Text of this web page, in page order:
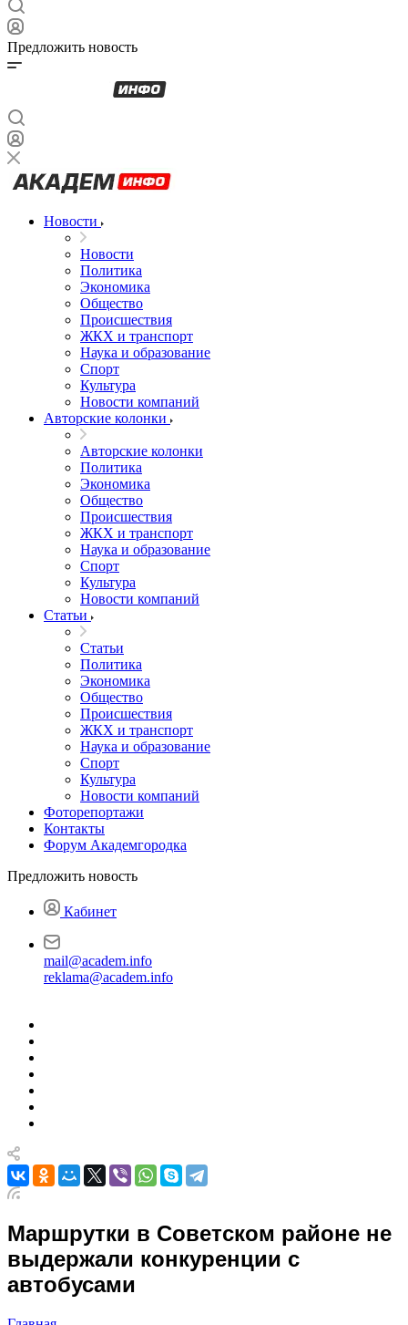
Предложить новость
Новости
Новости
Политика
Экономика
Общество
Происшествия
ЖКХ и транспорт
Наука и образование
Спорт
Культура
Новости компаний
Авторские колонки
Авторские колонки
Политика
Экономика
Общество
Происшествия
ЖКХ и транспорт
Наука и образование
Спорт
Культура
Новости компаний
Статьи
Статьи
Политика
Экономика
Общество
Происшествия
ЖКХ и транспорт
Наука и образование
Спорт
Культура
Новости компаний
Фоторепортажи
Контакты
Форум Академгородка
Предложить новость
Кабинет
mail@academ.info
reklama@academ.info
Маршрутки в Советском районе не
выдержали конкуренции с
автобусами